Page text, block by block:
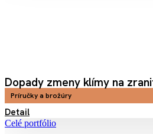
Dopady zmeny klímy na
Príručky a brožúry
Detail
Celé portfólio